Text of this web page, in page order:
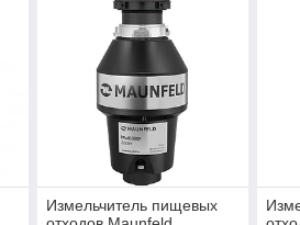
Измельчитель пищевых